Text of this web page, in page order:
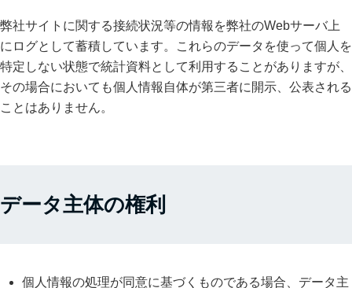
弊社サイトに関する接続状況等の情報を弊社のWebサーバ上
にログとして蓄積しています。これらのデータを使って個人を
特定しない状態で統計資料として利用することがありますが、
その場合においても個人情報自体が第三者に開示、公表される
ことはありません。
データ主体の権利
個人情報の処理が同意に基づくものである場合、データ主